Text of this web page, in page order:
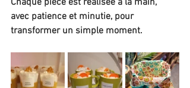
avec patience et minutie, pour
transformer un simple moment.